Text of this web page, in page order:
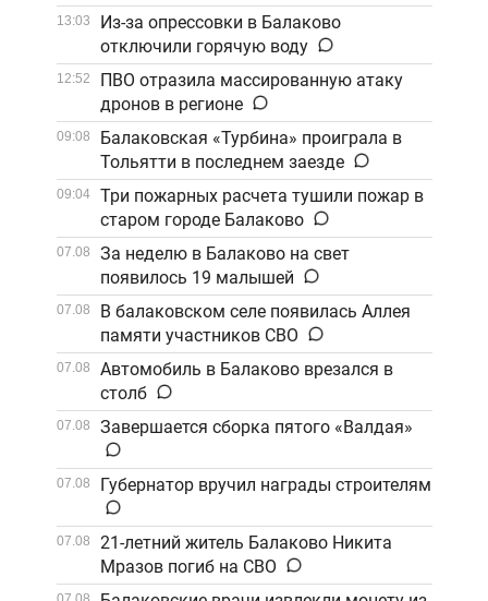
койкой
13:03
Из-за опрессовки в Балаково
отключили горячую воду
12:52
ПВО отразила массированную атаку
дронов в регионе
09:08
Балаковская «Турбина» проиграла в
Тольятти в последнем заезде
09:04
Три пожарных расчета тушили пожар в
старом городе Балаково
07.08
За неделю в Балаково на свет
появилось 19 малышей
07.08
В балаковском селе появилась Аллея
памяти участников СВО
07.08
Автомобиль в Балаково врезался в
столб
07.08 Завершается сборка пятого «Валдая»
07.08 Губернатор вручил награды строителям
07.08
21-летний житель Балаково Никита
Мразов погиб на СВО